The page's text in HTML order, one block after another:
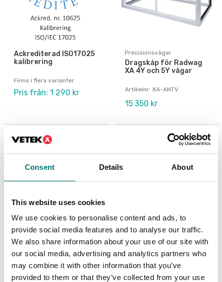
Consent Details About
This website uses cookies
We use cookies to personalise content and ads, to
provide social media features and to analyse our traffic.
We also share information about your use of our site with
our social media, advertising and analytics partners who
may combine it with other information that you’ve
provided to them or that they’ve collected from your use
Ackrediterad ISO17025
kalibrering
Finns i flera varianter
Pris från: 1 290 kr
Precisionsvågar
Dragskåp för Radwag
XA 4Y och 5Y vågar
Artikelnr: XA-ANTV
15 350 kr
Fingeravtrycksläsare
för Radwag Ellipsis
labvågar
ISO 17025 kalibrering
av våg inkl certifikat
Finns i flera varianter